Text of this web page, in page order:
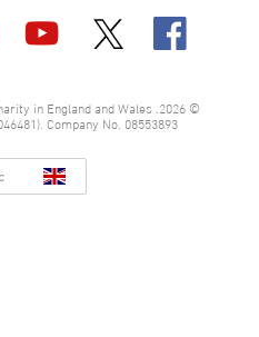
فيسبوك يوتيوب
charity in England and Wales
Company No. 08553893.